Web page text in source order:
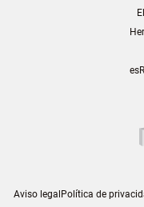
Aviso legal Política de